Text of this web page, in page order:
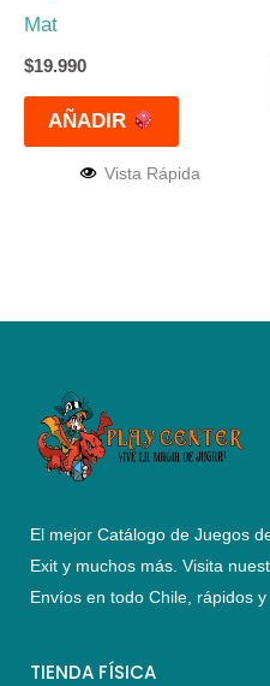
Mat
$19.990
AÑADIR
Vista Rápida
El mejor Catálogo de Juegos
Exit y muchos más. Visita
Envíos en todo Chile, rápidos
TIENDA FÍSICA